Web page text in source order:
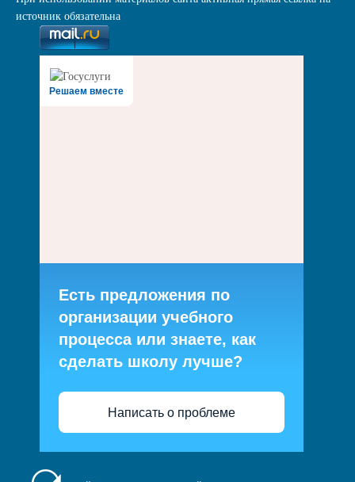
источник обязательна
Решаем вместе
Есть предложения по
организации учебного
процесса или знаете, как
сделать школу лучше?
Написать о проблеме